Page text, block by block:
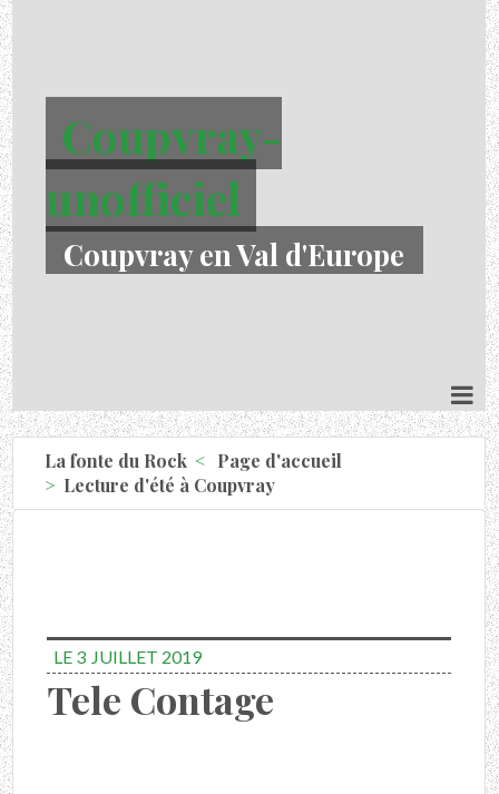
Coupvray-
unofficiel
Coupvray en Val d'Europe
La fonte du Rock
Page d'accueil
Lecture d'été à Coupvray
LE 3 JUILLET 2019
Tele Contage